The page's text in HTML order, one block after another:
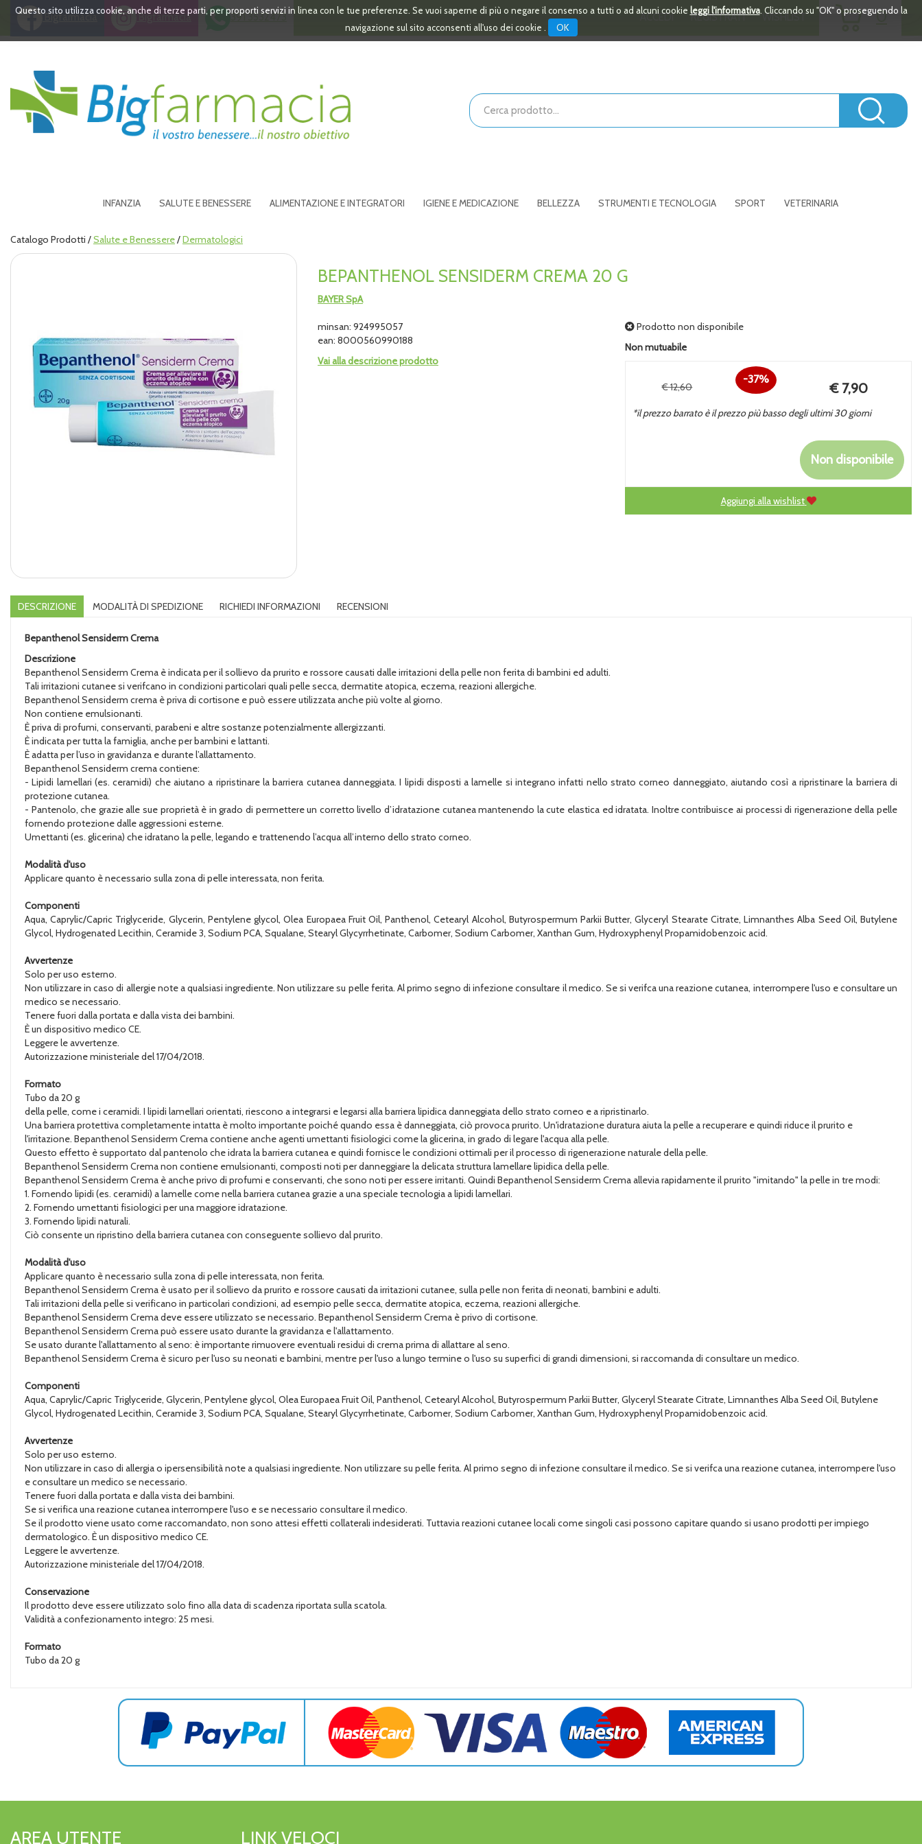
PassaQuesto sito utilizza cookie, anche di terze parti, per proporti servizi in linea con le tue preferenze. Se vuoi saperne di più o negare il consenso a tutti o ad alcuni cookie leggi l'informativa. Cliccando su "OK" o proseguendo la
navigazione sul sito acconsenti all'uso dei cookie .
OK
Bigfarmacia Bigfarmacia 391 3532473 ACCEDI REGISTRATI WISHLIST 0
ARTICOLI
Bigfarmacia
Cerca
Prodotto
INFANZIA SALUTE E BENESSERE ALIMENTAZIONE E INTEGRATORI IGIENE E MEDICAZIONE BELLEZZA STRUMENTI E TECNOLOGIA SPORT VETERINARIA
Catalogo Prodotti /Salute e Benessere/Dermatologici
BEPANTHENOL SENSIDERM CREMA 20 G
BAYER SpA
minsan: 924995057
ean: 8000560990188
Vai alla descrizione prodotto
Prodotto non disponibile
Non mutuabile
Sconto
37%
€ 12,60
Prezzo
scontato
€ 7,90
*il prezzo barrato è il prezzo più basso degli ultimi 30 giorni
Non disponibile
Aggiungi alla wishlist
DESCRIZIONE MODALITÀ DI SPEDIZIONE RICHIEDI INFORMAZIONI RECENSIONI
Bepanthenol Sensiderm Crema
Descrizione
Bepanthenol Sensiderm Crema è indicata per il sollievo da prurito e rossore causati dalle irritazioni della pelle non ferita di bambini ed adulti.
Tali irritazioni cutanee si verifcano in condizioni particolari quali pelle secca, dermatite atopica, eczema, reazioni allergiche.
Bepanthenol Sensiderm crema è priva di cortisone e può essere utilizzata anche più volte al giorno.
Non contiene emulsionanti.
È priva di profumi, conservanti, parabeni e altre sostanze potenzialmente allergizzanti.
È indicata per tutta la famiglia, anche per bambini e lattanti.
È adatta per l’uso in gravidanza e durante l’allattamento.
Bepanthenol Sensiderm crema contiene:
- Lipidi lamellari (es. ceramidi) che aiutano a ripristinare la barriera cutanea danneggiata. I lipidi disposti a lamelle si integrano infatti nello strato corneo danneggiato, aiutando così a ripristinare la barriera di
protezione cutanea.
- Pantenolo, che grazie alle sue proprietà è in grado di permettere un corretto livello d’idratazione cutanea mantenendo la cute elastica ed idratata. Inoltre contribuisce ai processi di rigenerazione della pelle
fornendo protezione dalle aggressioni esterne.
Umettanti (es. glicerina) che idratano la pelle, legando e trattenendo l’acqua all’interno dello strato corneo.
Modalità d'uso
Applicare quanto è necessario sulla zona di pelle interessata, non ferita.
Componenti
Aqua, Caprylic/Capric Triglyceride, Glycerin, Pentylene glycol, Olea Europaea Fruit Oil, Panthenol, Cetearyl Alcohol, Butyrospermum Parkii Butter, Glyceryl Stearate Citrate, Limnanthes Alba Seed Oil, Butylene
Glycol, Hydrogenated Lecithin, Ceramide 3, Sodium PCA, Squalane, Stearyl Glycyrrhetinate, Carbomer, Sodium Carbomer, Xanthan Gum, Hydroxyphenyl Propamidobenzoic acid.
Avvertenze
Solo per uso esterno.
Non utilizzare in caso di allergie note a qualsiasi ingrediente. Non utilizzare su pelle ferita. Al primo segno di infezione consultare il medico. Se si verifca una reazione cutanea, interrompere l'uso e consultare un
medico se necessario.
Tenere fuori dalla portata e dalla vista dei bambini.
È un dispositivo medico CE.
Leggere le avvertenze.
Autorizzazione ministeriale del 17/04/2018.
Formato
Tubo da 20 g
della pelle, come i ceramidi. I lipidi lamellari orientati, riescono a integrarsi e legarsi alla barriera lipidica danneggiata dello strato corneo e a ripristinarlo.
Una barriera protettiva completamente intatta è molto importante poiché quando essa è danneggiata, ciò provoca prurito. Un'idratazione duratura aiuta la pelle a recuperare e quindi riduce il prurito e
l'irritazione. Bepanthenol Sensiderm Crema contiene anche agenti umettanti fisiologici come la glicerina, in grado di legare l'acqua alla pelle.
Questo effetto è supportato dal pantenolo che idrata la barriera cutanea e quindi fornisce le condizioni ottimali per il processo di rigenerazione naturale della pelle.
Bepanthenol Sensiderm Crema non contiene emulsionanti, composti noti per danneggiare la delicata struttura lamellare lipidica della pelle.
Bepanthenol Sensiderm Crema è anche privo di profumi e conservanti, che sono noti per essere irritanti. Quindi Bepanthenol Sensiderm Crema allevia rapidamente il prurito "imitando" la pelle in tre modi:
1. Fornendo lipidi (es. ceramidi) a lamelle come nella barriera cutanea grazie a una speciale tecnologia a lipidi lamellari.
2. Fornendo umettanti fisiologici per una maggiore idratazione.
3. Fornendo lipidi naturali.
Ciò consente un ripristino della barriera cutanea con conseguente sollievo dal prurito.
Modalità d'uso
Applicare quanto è necessario sulla zona di pelle interessata, non ferita.
Bepanthenol Sensiderm Crema è usato per il sollievo da prurito e rossore causati da irritazioni cutanee, sulla pelle non ferita di neonati, bambini e adulti.
Tali irritazioni della pelle si verificano in particolari condizioni, ad esempio pelle secca, dermatite atopica, eczema, reazioni allergiche.
Bepanthenol Sensiderm Crema deve essere utilizzato se necessario. Bepanthenol Sensiderm Crema è privo di cortisone.
Bepanthenol Sensiderm Crema può essere usato durante la gravidanza e l'allattamento.
Se usato durante l'allattamento al seno: è importante rimuovere eventuali residui di crema prima di allattare al seno.
Bepanthenol Sensiderm Crema è sicuro per l'uso su neonati e bambini, mentre per l'uso a lungo termine o l'uso su superfici di grandi dimensioni, si raccomanda di consultare un medico.
Componenti
Aqua, Caprylic/Capric Triglyceride, Glycerin, Pentylene glycol, Olea Europaea Fruit Oil, Panthenol, Cetearyl Alcohol, Butyrospermum Parkii Butter, Glyceryl Stearate Citrate, Limnanthes Alba Seed Oil, Butylene
Glycol, Hydrogenated Lecithin, Ceramide 3, Sodium PCA, Squalane, Stearyl Glycyrrhetinate, Carbomer, Sodium Carbomer, Xanthan Gum, Hydroxyphenyl Propamidobenzoic acid.
Avvertenze
Solo per uso esterno.
Non utilizzare in caso di allergia o ipersensibilità note a qualsiasi ingrediente. Non utilizzare su pelle ferita. Al primo segno di infezione consultare il medico. Se si verifca una reazione cutanea, interrompere l'uso
e consultare un medico se necessario.
Tenere fuori dalla portata e dalla vista dei bambini.
Se si verifica una reazione cutanea interrompere l'uso e se necessario consultare il medico.
Se il prodotto viene usato come raccomandato, non sono attesi effetti collaterali indesiderati. Tuttavia reazioni cutanee locali come singoli casi possono capitare quando si usano prodotti per impiego
dermatologico. È un dispositivo medico CE.
Leggere le avvertenze.
Autorizzazione ministeriale del 17/04/2018.
Conservazione
Il prodotto deve essere utilizzato solo fino alla data di scadenza riportata sulla scatola.
Validità a confezionamento integro: 25 mesi.
Formato
Tubo da 20 g
AREA UTENTE LINK VELOCI